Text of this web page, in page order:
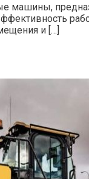
машины,
и […]